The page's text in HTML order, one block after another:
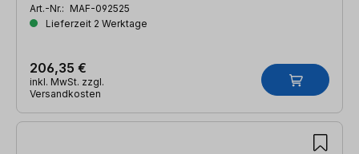
Art.-Nr.: MAF-092525
Lieferzeit 2 Werktage
206,35 €
inkl. MwSt. zzgl.
Versandkosten